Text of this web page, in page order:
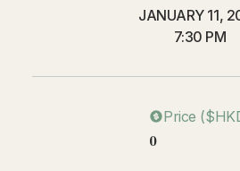
JANUARY 11,
7:30 PM
Price
0